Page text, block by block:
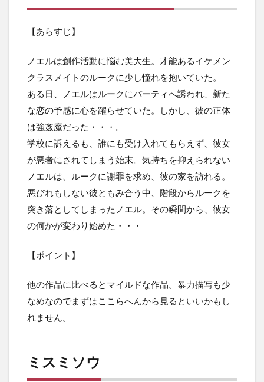
【あらすじ】
ノエルは創作活動に悩む美大生。才能あるイケメン
クラスメイトのルークに少し憧れを抱いていた。
ある日、ノエルはルークにパーティへ誘われ、新た
な恋の予感に心を躍らせていた。しかし、彼の正体
は強姦魔だった・・・。
学校に訴えるも、誰にも受け入れてもらえず、彼女
が悪者にされてしまう始末。気持ちを抑えられない
ノエルは、ルークに謝罪を求め、彼の家を訪れる。
悪びれもしない彼ともみ合う中、階段からルークを
突き落としてしまったノエル。その瞬間から、彼女
の何かが変わり始めた・・・
【ポイント】
他の作品に比べるとマイルドな作品。暴力描写も少
なめなのでまずはここらへんから見るといいかもし
れません。
ミスミソウ